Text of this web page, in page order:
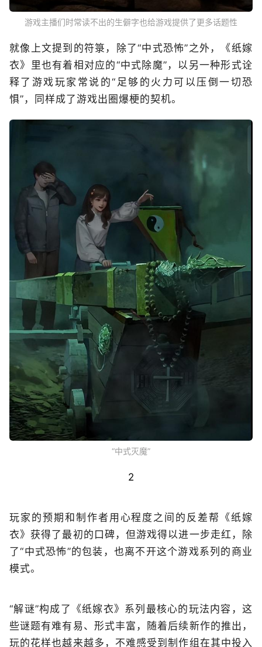
游戏主播们时常读不出的生僻字也给游戏提供了更多话题性
就像上文提到的符箓，除了“中式恐怖”之外，《纸嫁
衣》里也有着相对应的“中式除魔”，以另一种形式诠
释了游戏玩家常说的“足够的火力可以压倒一切恐
惧”，同样成了游戏出圈爆梗的契机。
“中式灭魔”
2
玩家的预期和制作者用心程度之间的反差帮《纸嫁
衣》获得了最初的口碑，但游戏得以进一步走红，除
了“中式恐怖”的包装，也离不开这个游戏系列的商业
模式。
“解谜”构成了《纸嫁衣》系列最核心的玩法内容，这
些谜题有难有易、形式丰富，随着后续新作的推出，
玩的花样也越来越多，不难感受到制作组在其中投入